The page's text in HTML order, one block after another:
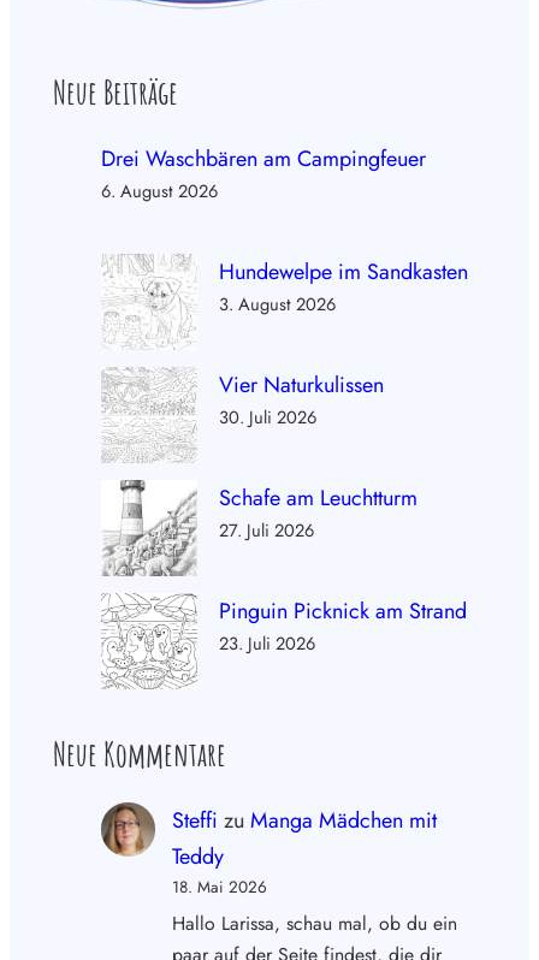
Neue Beiträge
Drei Waschbären am Campingfeuer
6. August 2026
Hundewelpe im Sandkasten
3. August 2026
Vier Naturkulissen
30. Juli 2026
Schafe am Leuchtturm
27. Juli 2026
Pinguin Picknick am Strand
23. Juli 2026
Neue Kommentare
Steffi zu Manga Mädchen mit
Teddy
18. Mai 2026
Hallo Larissa, schau mal, ob du ein
paar auf der Seite findest, die dir